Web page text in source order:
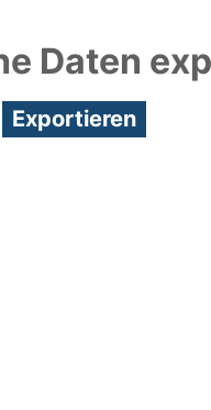
Daten